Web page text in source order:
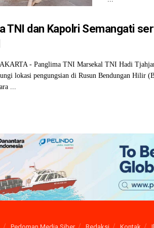
TNI dan Kapolri Semangati
- Panglima TNI Marsekal TNI Hadi
lokasi pengungsian di Rusun Bendungan Hilir
...